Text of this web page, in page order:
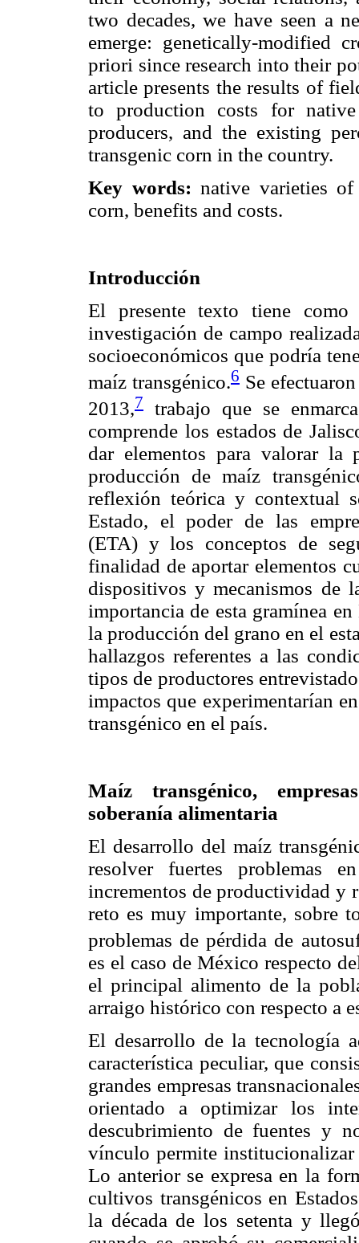
two decades, we have seen a
emerge: genetically-modified
priori since research into their
article presents the results of
to production costs for
producers, and the existing
transgenic corn in the country.
Key words: native varieties
corn, benefits and costs.
Introducción
El presente texto tiene
investigación de campo
socioeconómicos que podría
maíz transgénico.6 Se
2013,7
trabajo que se
comprende los estados de
dar elementos para valorar la
producción de maíz
reflexión teórica y contextual
Estado, el poder de las
(ETA) y los conceptos de
finalidad de aportar elementos
dispositivos y mecanismos de
importancia de esta gramínea
la producción del grano en el
hallazgos referentes a las
tipos de productores
impactos que experimentarían
transgénico en el país.
Maíz transgénico,
soberanía alimentaria
El desarrollo del maíz
resolver fuertes problemas
incrementos de productividad y
reto es muy importante, sobre
problemas de pérdida de
es el caso de México respecto
el principal alimento de la
arraigo histórico con respecto a
El desarrollo de la tecnología
característica peculiar, que
grandes empresas
orientado a optimizar los
descubrimiento de fuentes y
vínculo permite
Lo anterior se expresa en la
cultivos transgénicos en
la década de los setenta y